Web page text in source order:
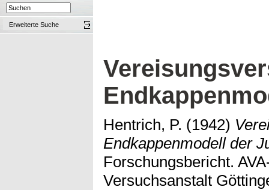
Erweiterte Suche
Hentrich, P. (1942)
Endkappenmodell der
Forschungsbericht.
Versuchsanstalt